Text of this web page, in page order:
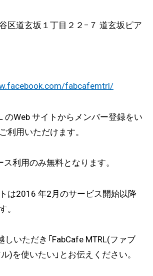
区道玄坂１丁目２２−７ 道玄坂ピア
fabcafemtrl/
のWeb サイトからメンバー登録をい
利用いただけます。
利用のみ無料となります。
は2016 年2月のサービス開始以降
。
いただき「FabCafe MTRL(ファブ
)を使いたい」とお伝えください。